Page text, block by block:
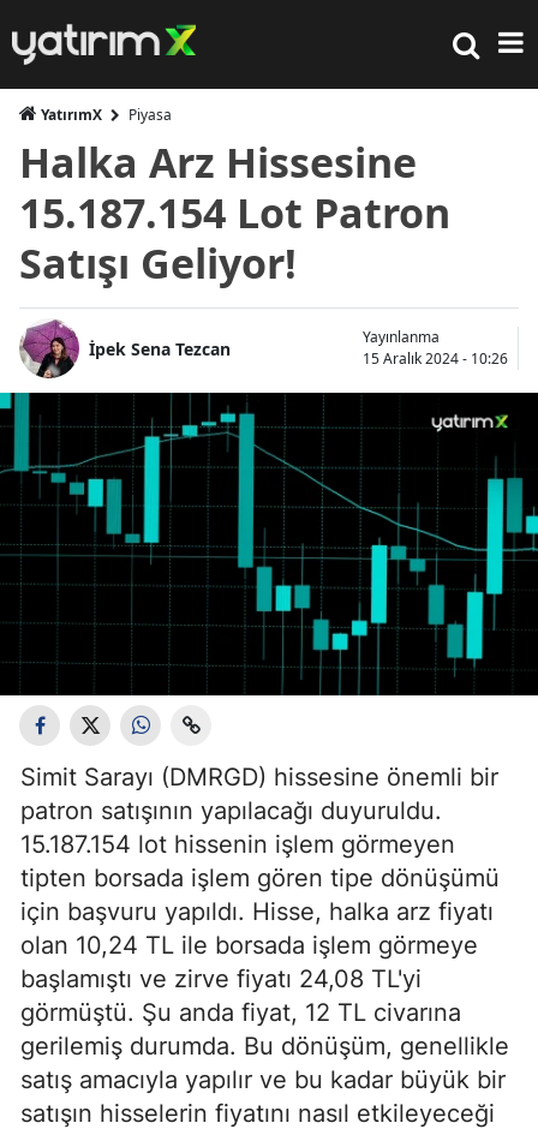
YatırımX Piyasa
Halka Arz Hissesine
15.187.154 Lot Patron
Satışı Geliyor!
İpek Sena Tezcan
Yayınlanma
15 Aralık 2024 - 10:26
Simit Sarayı (DMRGD) hissesine önemli bir
patron satışının yapılacağı duyuruldu.
15.187.154 lot hissenin işlem görmeyen
tipten borsada işlem gören tipe dönüşümü
için başvuru yapıldı. Hisse, halka arz fiyatı
olan 10,24 TL ile borsada işlem görmeye
başlamıştı ve zirve fiyatı 24,08 TL'yi
görmüştü. Şu anda fiyat, 12 TL civarına
gerilemiş durumda. Bu dönüşüm, genellikle
satış amacıyla yapılır ve bu kadar büyük bir
satışın hisselerin fiyatını nasıl etkileyeceği